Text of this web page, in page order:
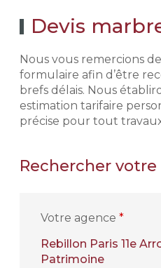
Devis
Nous vous remercions
formulaire afin d’être
brefs délais. Nous
estimation tarifaire
précise pour tout
Rechercher votre
Votre agence*
Rebillon Paris 11e
Patrimoine